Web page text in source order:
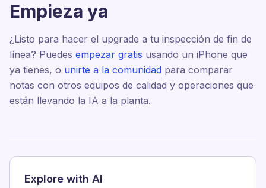
Empieza ya
¿Listo para hacer el upgrade a tu inspección de fin de
línea? Puedes empezar gratis usando un iPhone que
ya tienes, o unirte a la comunidad para comparar
notas con otros equipos de calidad y operaciones que
están llevando la IA a la planta.
Explore with AI